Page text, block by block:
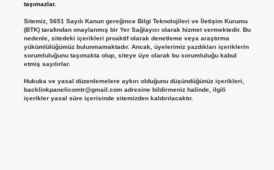
taşımazlar.
Sitemiz, 5651 Sayılı Kanun gereğince Bilgi Teknolojileri ve İletişim Kurumu
(BTK) tarafından onaylanmış bir Yer Sağlayıcı olarak hizmet vermektedir. Bu
nedenle, sitedeki içerikleri proaktif olarak denetleme veya araştırma
yükümlülüğümüz bulunmamaktadır. Ancak, üyelerimiz yazdıkları içeriklerin
sorumluluğunu taşımakta olup, siteye üye olarak bu sorumluluğu kabul
etmiş sayılırlar.
Hukuka ve yasal düzenlemelere aykırı olduğunu düşündüğünüz içerikleri,
backlinkpanelicomtr@gmail.comadresine bildirmeniz halinde, ilgili
içerikler yasal süre içerisinde sitemizden kaldırılacaktır.